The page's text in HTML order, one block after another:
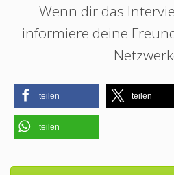
Wenn dir das
informiere deine
teilen teilen
teilen